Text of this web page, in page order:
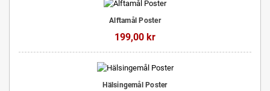
Alftamål Poster
199,00 kr
Hälsingemål Poster